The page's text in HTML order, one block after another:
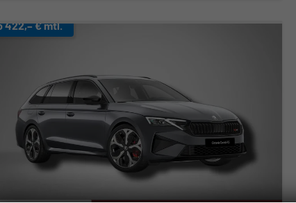
422,– € mtl.